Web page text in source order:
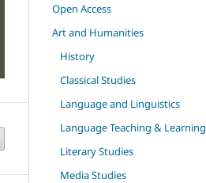
Open Access
Art and Humanities
History
Classical Studies
Language and Linguistics
Language Teaching & Learning
Literary Studies
Media Studies